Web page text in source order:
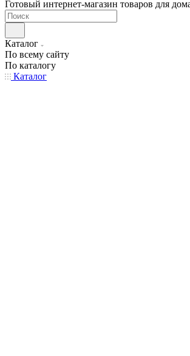
Готовый интернет-магазин товаров для
Каталог
По всему сайту
По каталогу
Каталог